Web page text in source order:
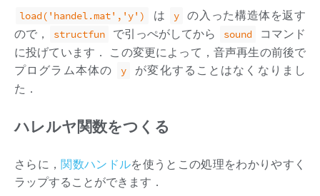
load('handel.mat','y') は y
の入った構造体を返す
ので，
structfun で引っぺがしてから sound
コマンド
に投げています． この変更によって，音声再生の前後で
プログラム本体の
y
が変化することはなくなりまし
た．
ハレルヤ関数をつくる
さらに，関数ハンドルを使うとこの処理をわかりやすく
ラップすることができます．